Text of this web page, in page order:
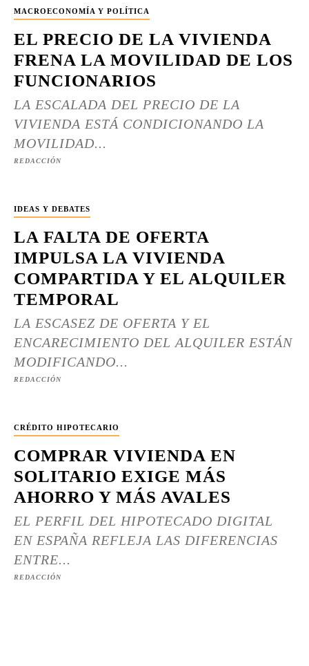
MACROECONOMÍA Y POLÍTICA
EL PRECIO DE LA VIVIENDA
FRENA LA MOVILIDAD DE LOS
FUNCIONARIOS
LA ESCALADA DEL PRECIO DE LA
VIVIENDA ESTÁ CONDICIONANDO LA
MOVILIDAD...
REDACCIÓN
IDEAS Y DEBATES
LA FALTA DE OFERTA
IMPULSA LA VIVIENDA
COMPARTIDA Y EL ALQUILER
TEMPORAL
LA ESCASEZ DE OFERTA Y EL
ENCARECIMIENTO DEL ALQUILER ESTÁN
MODIFICANDO...
REDACCIÓN
CRÉDITO HIPOTECARIO
COMPRAR VIVIENDA EN
SOLITARIO EXIGE MÁS
AHORRO Y MÁS AVALES
EL PERFIL DEL HIPOTECADO DIGITAL
EN ESPAÑA REFLEJA LAS DIFERENCIAS
ENTRE...
REDACCIÓN